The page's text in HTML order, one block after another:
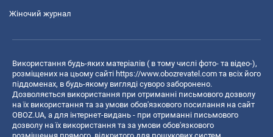
Жіночий журнал
Використання будь-яких матеріалів ( в тому числі фото- та відео-),
розміщених на цьому сайті https://www.obozrevatel.com та всіх його
піддоменах, в будь-якому вигляді суворо заборонено.
Дозволяється використання при отриманні письмового дозволу
на їх використання та за умови обов'язкового посилання на сайт
OBOZ.UA, а для інтернет-видань - при отриманні письмового
дозволу на їх використання та за умови обов'язкового